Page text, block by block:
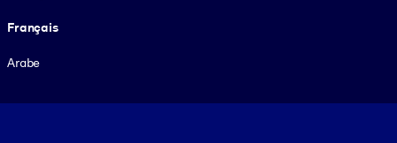
Français
Arabe